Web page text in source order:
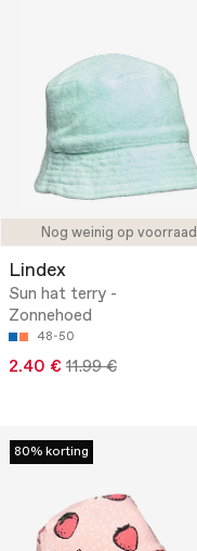
Nog weinig op voorraad
Lindex
Sun hat terry -
Zonnehoed
48-50
2.40 € 11.99 €
80% korting